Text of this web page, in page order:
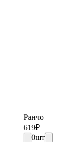
Ранчо
619₽
0шт